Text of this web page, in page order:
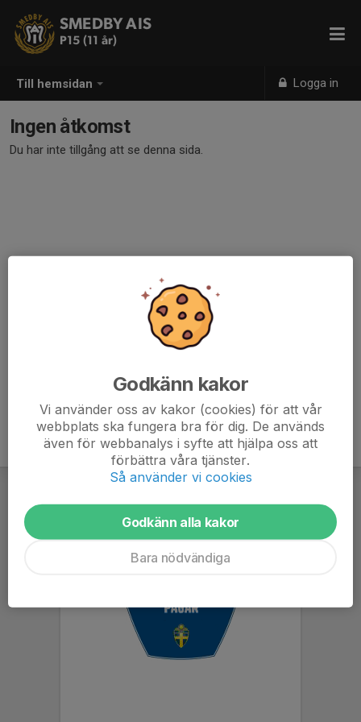
Till hemsidan Logga in
SMEDBY AIS
P15 (11 år)
Ingen åtkomst
Du har inte tillgång att se denna sida.
Godkänn kakor
Vi använder oss av kakor (cookies) för att vår
webbplats ska fungera bra för dig. De används
även för webbanalys i syfte att hjälpa oss att
förbättra våra tjänster.
Så använder vi cookies
Godkänn alla kakor
Bara nödvändiga